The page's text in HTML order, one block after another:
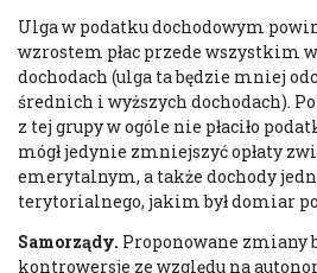
Ulga w podatku dochodowym
wzrostem płac przede wszystkim
dochodach (ulga ta będzie mniej
średnich i wyższych dochodach).
z tej grupy w ogóle nie płaciło
mógł jedynie zmniejszyć opłaty
emerytalnym, a także dochody
terytorialnego, jakim był domiar
Samorządy. Proponowane zmiany
kontrowersje ze względu na